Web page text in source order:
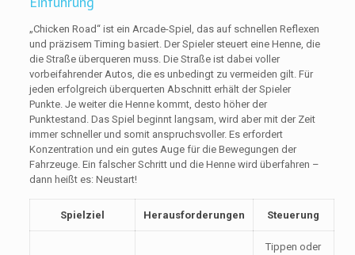
„Chicken Road“ ist ein Arcade-Spiel, das auf schnellen Reflexen
und präzisem Timing basiert. Der Spieler steuert eine Henne, die
die Straße überqueren muss. Die Straße ist dabei voller
vorbeifahrender Autos, die es unbedingt zu vermeiden gilt. Für
jeden erfolgreich überquerten Abschnitt erhält der Spieler
Punkte. Je weiter die Henne kommt, desto höher der
Punktestand. Das Spiel beginnt langsam, wird aber mit der Zeit
immer schneller und somit anspruchsvoller. Es erfordert
Konzentration und ein gutes Auge für die Bewegungen der
Fahrzeuge. Ein falscher Schritt und die Henne wird überfahren –
dann heißt es: Neustart!
Spielziel Herausforderungen Steuerung
Tippen oder